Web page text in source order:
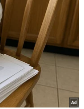
mạc Hội thi
an Nhân dân
số 7 tại thành phố